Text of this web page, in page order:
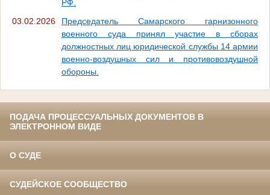
РФ.
03.02.2026
Председатель Самарского гарнизонного
военного суда принял участие в сборах
должностных лиц юридической службы 14 армии
военно-воздушных сил и противовоздушной
обороны.
ПОДАЧА ПРОЦЕССУАЛЬНЫХ ДОКУМЕНТОВ В
ЭЛЕКТРОННОМ ВИДЕ
О СУДЕ
СУДЕЙСКОЕ СООБЩЕСТВО